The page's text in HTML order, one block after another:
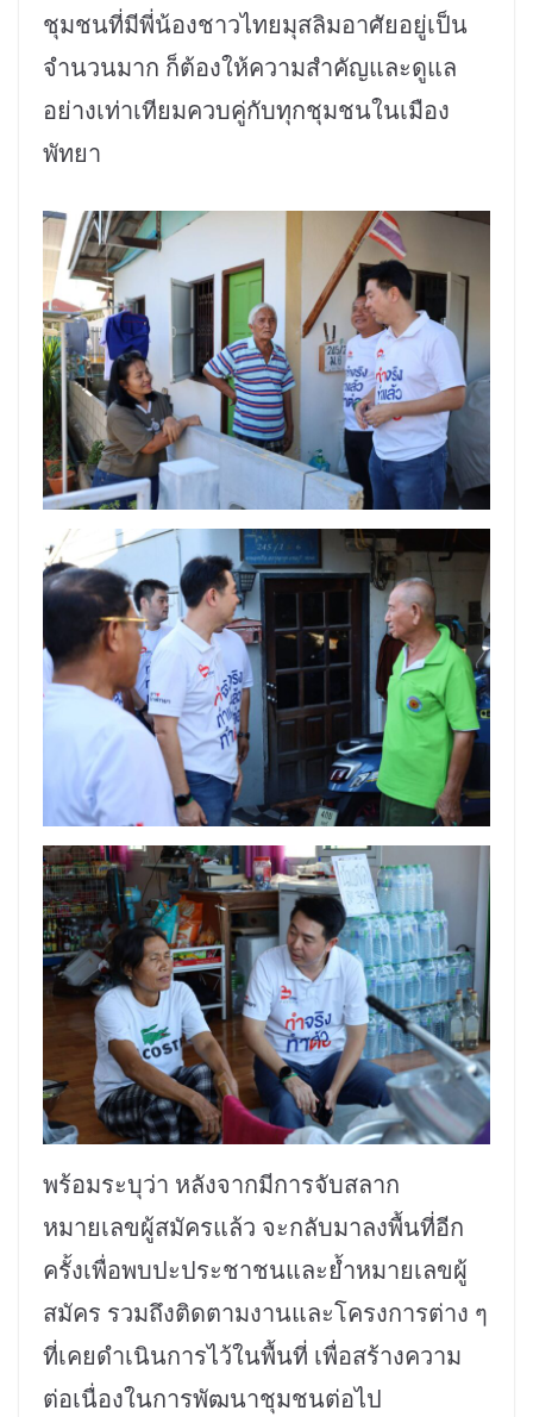
ชุมชนที่มีพี่น้องชาวไทยมุสลิมอาศัยอยู่เป็น
จำนวนมาก ก็ต้องให้ความสำคัญและดูแล
อย่างเท่าเทียมควบคู่กับทุกชุมชนในเมือง
พัทยา
พร้อมระบุว่า หลังจากมีการจับสลาก
หมายเลขผู้สมัครแล้ว จะกลับมาลงพื้นที่อีก
ครั้งเพื่อพบปะประชาชนและย้ำหมายเลขผู้
สมัคร รวมถึงติดตามงานและโครงการต่าง ๆ
ที่เคยดำเนินการไว้ในพื้นที่ เพื่อสร้างความ
ต่อเนื่องในการพัฒนาชุมชนต่อไป